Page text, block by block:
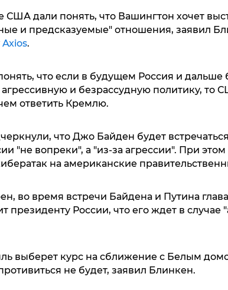
США дали понять, что Вашингтон хочет
и предсказуемые" отношения, заявил
Axios.
что если в будущем Россия и дальше
и безрассудную политику, то
ответить Кремлю.
что Джо Байден будет
"не вопреки", а "из-за агрессии". При
на американские
во время встречи Байдена и Путина
президенту России, что его ждет в случае
выберет курс на сближение с Белым
не будет, заявил Блинкен.